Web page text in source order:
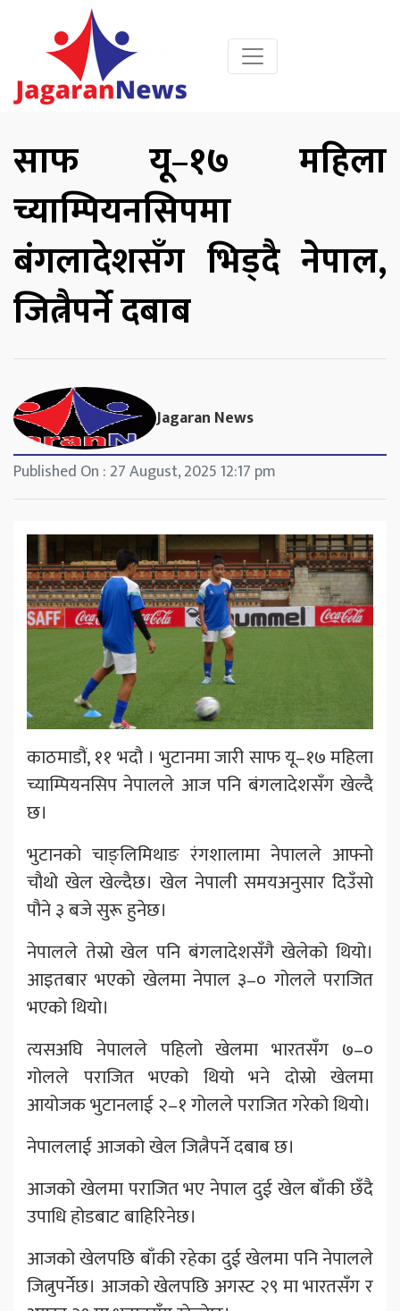
साफ यू–१७ महिला
च्याम्पियनसिपमा
बंगलादेशसँग भिड्दै नेपाल,
जित्नैपर्ने दबाब
Jagaran News
Published On : 27 August, 2025 12:17 pm
काठमाडौं, ११ भदौ । भुटानमा जारी साफ यू–१७ महिला
च्याम्पियनसिप नेपालले आज पनि बंगलादेशसँग खेल्दै
छ।
भुटानको चाङ्लिमिथाङ रंगशालामा नेपालले आफ्नो
चौथो खेल खेल्दैछ। खेल नेपाली समयअनुसार दिउँसो
पौने ३ बजे सुरू हुनेछ।
नेपालले तेस्रो खेल पनि बंगलादेशसँगै खेलेको थियो।
आइतबार भएको खेलमा नेपाल ३–० गोलले पराजित
भएको थियो।
त्यसअघि नेपालले पहिलो खेलमा भारतसँग ७–०
गोलले पराजित भएको थियो भने दोस्रो खेलमा
आयोजक भुटानलाई २–१ गोलले पराजित गरेको थियो।
नेपाललाई आजको खेल जित्नैपर्ने दबाब छ।
आजको खेलमा पराजित भए नेपाल दुई खेल बाँकी छँदै
उपाधि होडबाट बाहिरिनेछ।
आजको खेलपछि बाँकी रहेका दुई खेलमा पनि नेपालले
जित्नुपर्नेछ। आजको खेलपछि अगस्ट २९ मा भारतसँग र